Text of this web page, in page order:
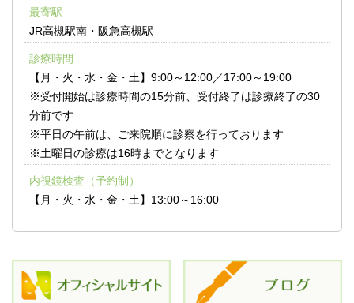
最寄駅
JR高槻駅南・阪急高槻駅
診療時間
【月・火・水・金・土】9:00～12:00／17:00～19:00
※受付開始は診療時間の15分前、受付終了は診療終了の30
分前です
※平日の午前は、ご来院順に診察を行っております
※土曜日の診療は16時までとなります
内視鏡検査（予約制）
【月・火・水・金・土】13:00～16:00